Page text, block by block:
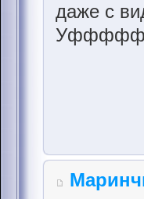
даже с
Уффффф